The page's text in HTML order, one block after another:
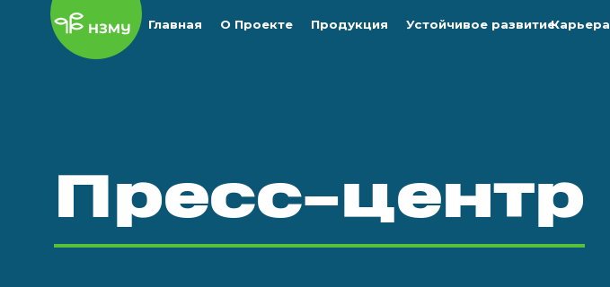
Главная О Проекте Продукция Устойчивое развитиеКарьера
Пресс-центр